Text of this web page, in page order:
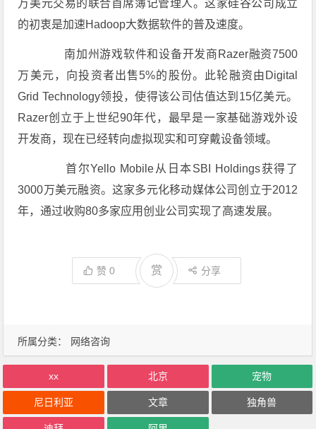
所属分类： 网络咨询
万美元交易的联合首席簿记管理人。这家硅谷公司成立
的初衷是加速Hadoop大数据软件的普及速度。
南加州游戏软件和设备开发商Razer融资7500
万美元，向投资者出售5%的股份。此轮融资由Digital
Grid Technology领投，使得该公司估值达到15亿美元。
Razer创立于上世纪90年代，最早是一家基础游戏外设
开发商，现在已经转向虚拟现实和可穿戴设备领域。
首尔Yello Mobile从日本SBI Holdings获得了
3000万美元融资。这家多元化移动媒体公司创立于2012
年，通过收购80多家应用创业公司实现了高速发展。
赞0 赏 分享
xx 北京 宠物
尼日利亚 文章 独角兽